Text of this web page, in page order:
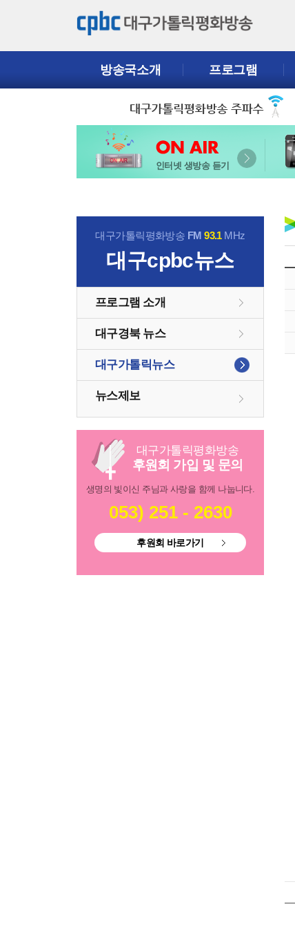
방송국소개 프로그램
인터넷 생방송 듣기
대구가톨릭평화방송 FM93.1MHz
대구cpbc뉴스
프로그램 소개
대구경북 뉴스
대구가톨릭뉴스
뉴스제보
대구가톨릭평화방송
후원회 가입 및 문의
생명의 빛이신 주님과 사랑을 함께 나눕니다.
053) 251 - 2630
후원회 바로가기